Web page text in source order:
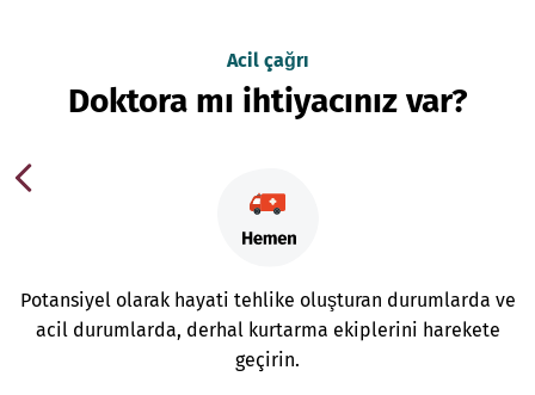
Acil çağrı
Doktora mı ihtiyacınız var?
Potansiyel olarak hayati tehlike oluşturan durumlarda ve
acil durumlarda, derhal kurtarma ekiplerini harekete
geçirin.